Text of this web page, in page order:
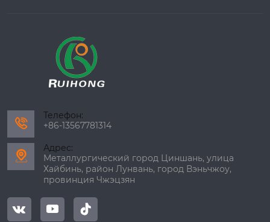

Телефон:
+86-13567781314

Адрес:
Металлургический город Циншань, улица
Хайбинь, район Лунвань, город Вэньчжоу,
провинция Чжэцзян
  